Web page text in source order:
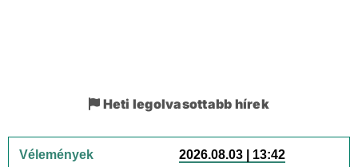
Heti legolvasottabb hírek
Vélemények 2026.08.03 | 13:42